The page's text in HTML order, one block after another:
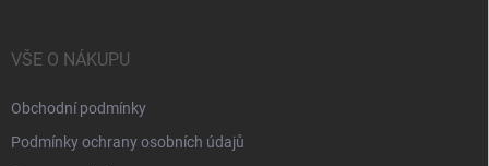
VŠE O NÁKUPU
Obchodní podmínky
Podmínky ochrany osobních údajů